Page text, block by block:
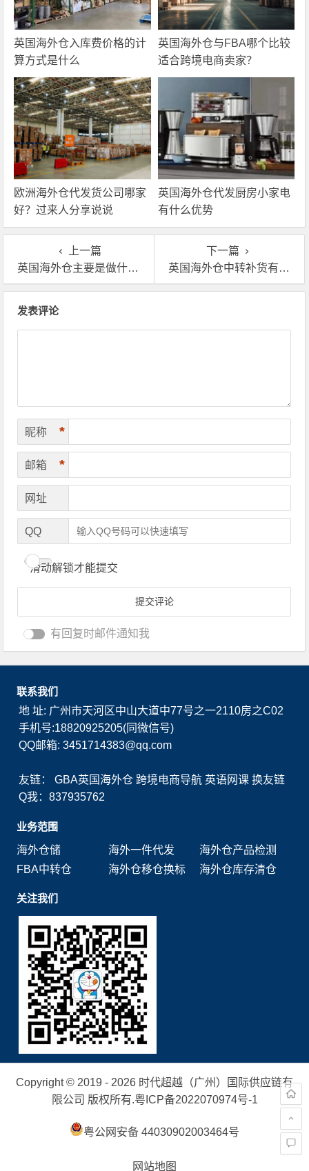
英国海外仓入库费价格的计
算方式是什么
英国海外仓与FBA哪个比较
适合跨境电商卖家？
欧洲海外仓代发货公司哪家
好？过来人分享说说
英国海外仓代发厨房小家电
有什么优势
上一篇
英国海外仓主要是做什么的？作用是什么
下一篇
英国海外仓中转补货有什么好处?业内人士分享
发表评论
昵称 *
邮箱 *
网址
QQ
滑动解锁才能提交
有回复时邮件通知我
联系我们
地 址: 广州市天河区中山大道中77号之一2110房之C02
手机号:18820925205(同微信号)
QQ邮箱: 3451714383@qq.com
友链：GBA英国海外仓 跨境电商导航 英语网课 换友链
Q我：837935762
业务范围
海外仓储
海外一件代发
海外仓产品检测
FBA中转仓
海外仓移仓换标 海外仓库存清仓
关注我们
Copyright © 2019 - 2026 时代超越（广州）国际供应链有
限公司 版权所有.粤ICP备2022070974号-1
粤公网安备 44030902003464号
网站地图